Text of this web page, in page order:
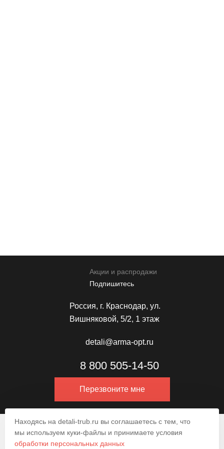
Акции и распродажи
Подпишитесь
Россия, г. Краснодар, ул.
Вишняковой, 5/2, 1 этаж
detali@arma-opt.ru
8 800 505-14-50
Перезвоните мне
Находясь на detali-trub.ru вы соглашаетесь с тем, что
мы используем куки-файлы и принимаете условия
обработки персональных данных